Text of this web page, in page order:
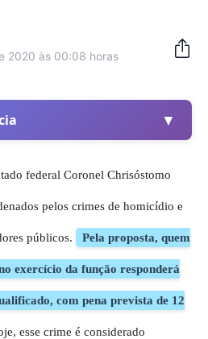
2020 às 00:08 horas
▼
federal Coronel Chrisóstomo
pelos crimes de homicídio e
públicos. Pela proposta, quem
exercício da função responderá
com pena prevista de 12
esse crime é considerado